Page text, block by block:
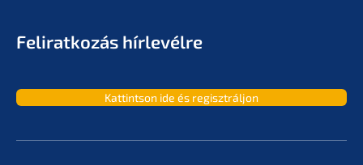
Feliratko­zás hírlevélre
Kattint­son ide és regisztráljon